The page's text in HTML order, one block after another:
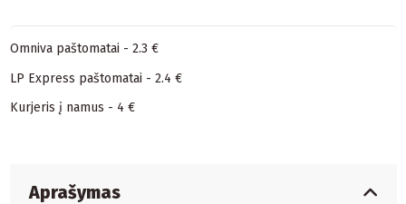
Omniva paštomatai - 2.3 €
LP Express paštomatai - 2.4 €
Kurjeris į namus - 4 €
Aprašymas